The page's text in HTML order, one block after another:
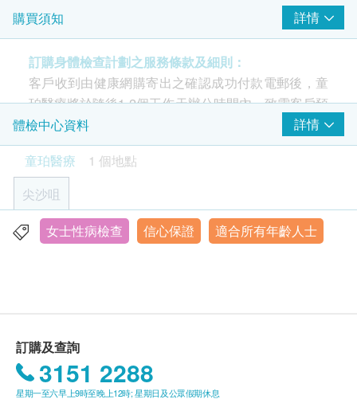
報告
2個工作天
醫護人員講解報告
購買須知 詳情
訂購身體檢查計劃之服務條款及細則：
客戶收到由健康網購寄出之確認成功付款電郵後，童
珀醫療將於隨後1-2個工作天辦公時間內，致電客戶預
約身體檢查的時間及地點。客戶亦可致電2117 0035
查詢。
年齡
身體檢查計劃只適用於18歲或以上之人士。
有效期
報告
進行健康檢查後，一般情況下，需大概5至12個工作
天跟進檢查報告， 工作天不包括星期六、日及公眾假
體檢中心資料
詳情
童珀醫療
1 個地點
尖沙咀
香港九龍尖沙咀彌敦道132號美麗華廣場一期19樓1917室
女士性病檢查 信心保證 適合所有年齡人士
訂購及查詢
3151 2288
星期一至六早上9時至晚上12時; 星期日及公眾假期休息